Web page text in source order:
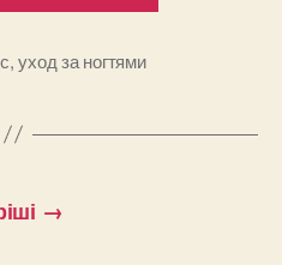
практичных
,уход за ногтями
→